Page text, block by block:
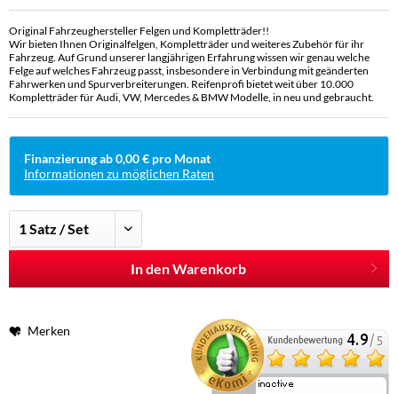
Original Fahrzeughersteller Felgen und Kompletträder!!
Wir bieten Ihnen Originalfelgen, Kompletträder und weiteres Zubehör für ihr
Fahrzeug. Auf Grund unserer langjährigen Erfahrung wissen wir genau welche
Felge auf welches Fahrzeug passt, insbesondere in Verbindung mit geänderten
Fahrwerken und Spurverbreiterungen. Reifenprofi bietet weit über 10.000
Kompletträder für Audi, VW, Mercedes & BMW Modelle, in neu und gebraucht.
Finanzierung ab 0,00 € pro Monat
Informationen zu möglichen Raten
In den Warenkorb
Merken